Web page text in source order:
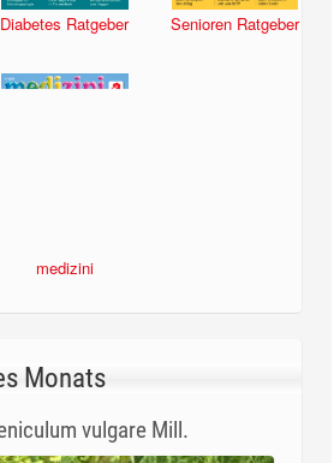
Diabetes Ratgeber Senioren Ratgeber
medizini
Monats
vulgare Mill.